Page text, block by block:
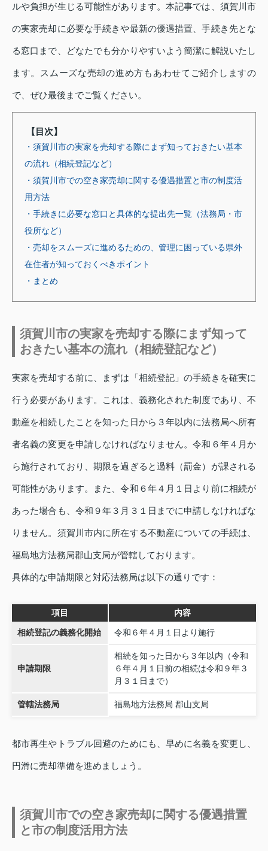
ルや負担が生じる可能性があります。本記事では、須賀川市
の実家売却に必要な手続きや最新の優遇措置、手続き先とな
る窓口まで、どなたでも分かりやすいよう簡潔に解説いたし
ます。スムーズな売却の進め方もあわせてご紹介しますの
で、ぜひ最後までご覧ください。
【目次】
・須賀川市の実家を売却する際にまず知っておきたい基本
の流れ（相続登記など）
・須賀川市での空き家売却に関する優遇措置と市の制度活
用方法
・手続きに必要な窓口と具体的な提出先一覧（法務局・市
役所など）
・売却をスムーズに進めるための、管理に困っている県外
在住者が知っておくべきポイント
・まとめ
須賀川市の実家を売却する際にまず知って
おきたい基本の流れ（相続登記など）
実家を売却する前に、まずは「相続登記」の手続きを確実に
行う必要があります。これは、義務化された制度であり、不
動産を相続したことを知った日から３年以内に法務局へ所有
者名義の変更を申請しなければなりません。令和６年４月か
ら施行されており、期限を過ぎると過料（罰金）が課される
可能性があります。また、令和６年４月１日より前に相続が
あった場合も、令和９年３月３１日までに申請しなければな
りません。須賀川市内に所在する不動産についての手続は、
福島地方法務局郡山支局が管轄しております。
具体的な申請期限と対応法務局は以下の通りです：
項目 内容
相続登記の義務化開始 令和６年４月１日より施行
申請期限
相続を知った日から３年以内（令和
６年４月１日前の相続は令和９年３
月３１日まで）
管轄法務局 福島地方法務局 郡山支局
都市再生やトラブル回避のためにも、早めに名義を変更し、
円滑に売却準備を進めましょう。
須賀川市での空き家売却に関する優遇措置
と市の制度活用方法